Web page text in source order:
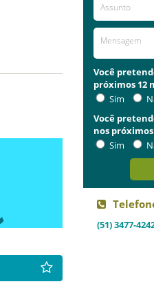
Você
próximos 12
Sim
Você
nos próximos
Sim
(51) 3477-